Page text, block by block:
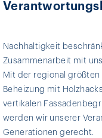
Nachhaltigkeit
Zusammenarbeit mit
Mit der regional
Beheizung mit
vertikalen
werden wir unserer
Generationen gerecht.